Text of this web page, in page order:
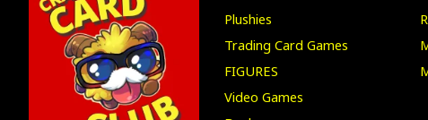
Plushies
Trading Card Games
FIGURES
Video Games